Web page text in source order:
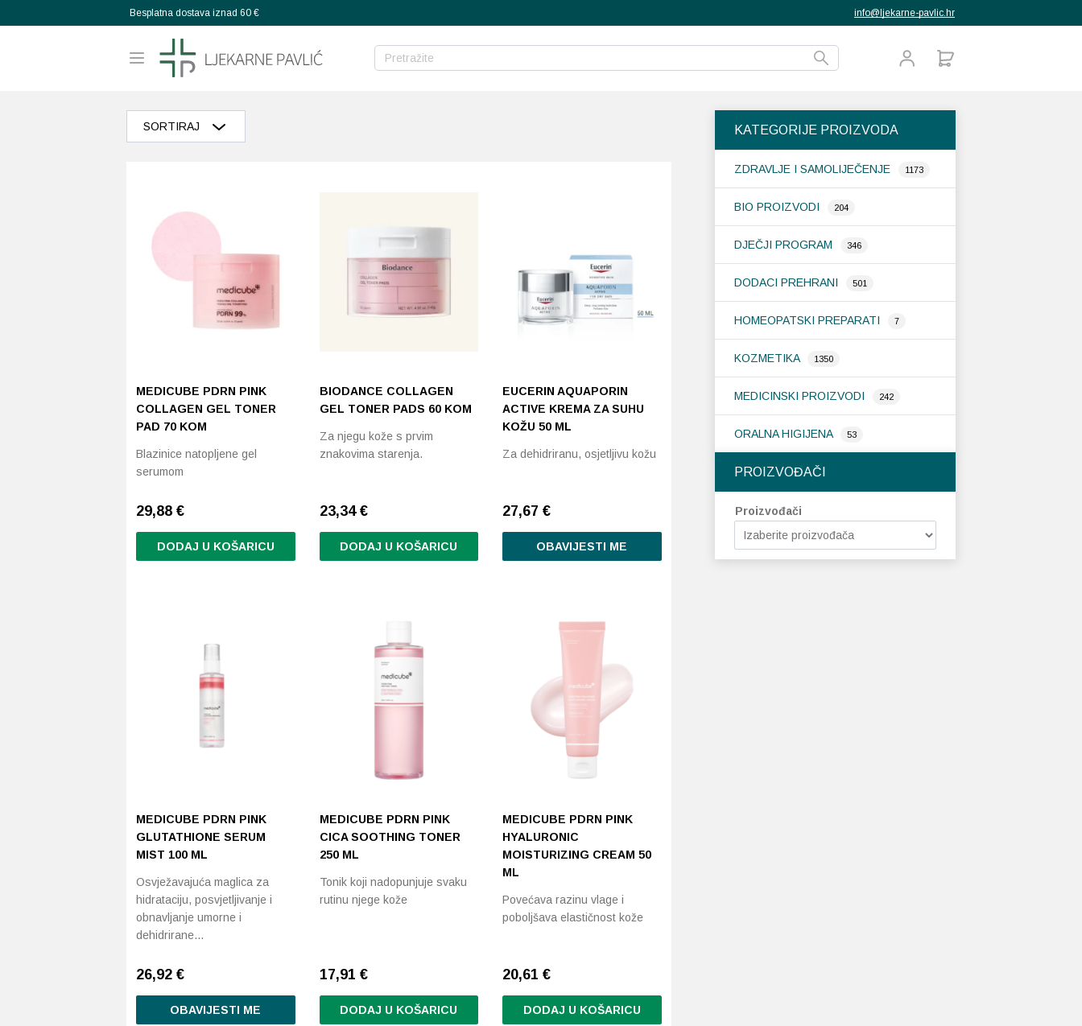
Besplatna dostava iznad 60 € info@ljekarne-pavlic.hr
KATEGORIJE PROIZVODA
ZDRAVLJE I SAMOLIJEČENJE 1173
BIO PROIZVODI 204
DJEČJI PROGRAM 346
DODACI PREHRANI 501
HOMEOPATSKI PREPARATI 7
KOZMETIKA 1350
MEDICINSKI PROIZVODI 242
ORALNA HIGIJENA 53
PROIZVOĐAČI
Proizvođači
SORTIRAJ
Razvrstaj po prosječnoj ocjeni
Razvrstaj po cijeni: manje do veće
Razvrstaj po cijeni: veće do manje
MEDICUBE PDRN PINK
COLLAGEN GEL TONER
PAD 70 KOM
Blazinice natopljene gel
serumom
29,88 €
DODAJ U KOŠARICU
BIODANCE COLLAGEN
GEL TONER PADS 60 KOM
Za njegu kože s prvim
znakovima starenja.
23,34 €
DODAJ U KOŠARICU
EUCERIN AQUAPORIN
ACTIVE KREMA ZA SUHU
KOŽU 50 ML
Za dehidriranu, osjetljivu kožu
27,67€
OBAVIJESTI ME
MEDICUBE PDRN PINK
GLUTATHIONE SERUM
MIST 100 ML
Osvježavajuća maglica za
hidrataciju, posvjetljivanje i
obnavljanje umorne i
dehidrirane…
26,92 €
OBAVIJESTI ME
MEDICUBE PDRN PINK
CICA SOOTHING TONER
250 ML
Tonik koji nadopunjuje svaku
rutinu njege kože
17,91 €
DODAJ U KOŠARICU
MEDICUBE PDRN PINK
HYALURONIC
MOISTURIZING CREAM 50
ML
Povećava razinu vlage i
poboljšava elastičnost kože
20,61€
DODAJ U KOŠARICU